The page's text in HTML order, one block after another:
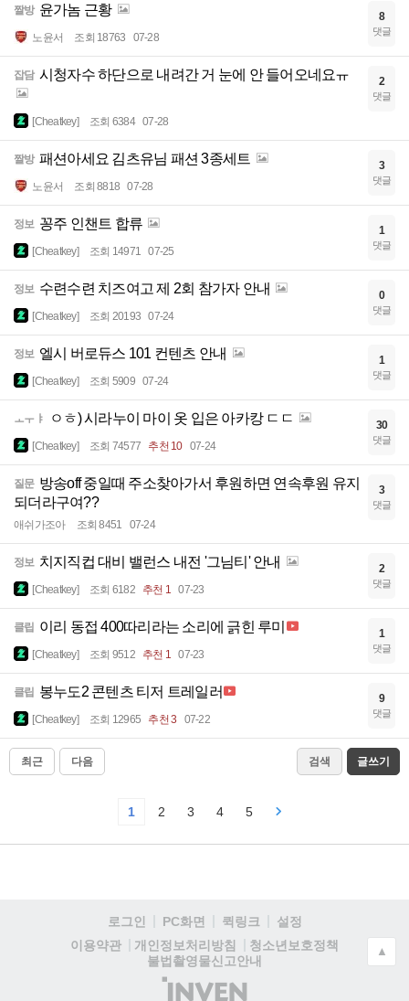
짤방 윤가놈 근황
노윤서 조회 18763 07-28
8
댓글
잡담 시청자수 하단으로 내려간 거 눈에 안 들어오네요ㅠ
[Cheatkey] 조회 6384 07-28
2
댓글
짤방 패션아세요 김츠유님 패션 3종세트
노윤서 조회 8818 07-28
3
댓글
정보 꽁주 인챈트 합류
[Cheatkey] 조회 14971 07-25
1
댓글
정보 수련수련 치즈여고 제 2회 참가자 안내
[Cheatkey] 조회 20193 07-24
0
댓글
정보 엘시 버로듀스 101 컨텐츠 안내
[Cheatkey] 조회 5909 07-24
1
댓글
ㅗㅜㅑ ㅇㅎ) 시라누이 마이 옷 입은 아카캉 ㄷㄷ
[Cheatkey] 조회 74577 추천 10 07-24
30
댓글
질문 방송off 중일때 주소찾아가서 후원하면 연속후원 유지
되더라구여??
애쉬가조아 조회 8451 07-24
3
댓글
정보 치지직컵 대비 밸런스 내전 '그님티' 안내
[Cheatkey] 조회 6182 추천 1 07-23
2
댓글
클립 이리 동접 400따리라는 소리에 긁힌 루미
[Cheatkey] 조회 9512 추천 1 07-23
1
댓글
클립 봉누도2 콘텐츠 티저 트레일러
[Cheatkey] 조회 12965 추천 3 07-22
9
댓글
최근 다음 검색 글쓰기
1 2 3 4 5
로그인 PC화면 퀵링크
설정
이용약관
개인정보처리방침
청소년보호정책
불법촬영물신고안내
(주)
▲